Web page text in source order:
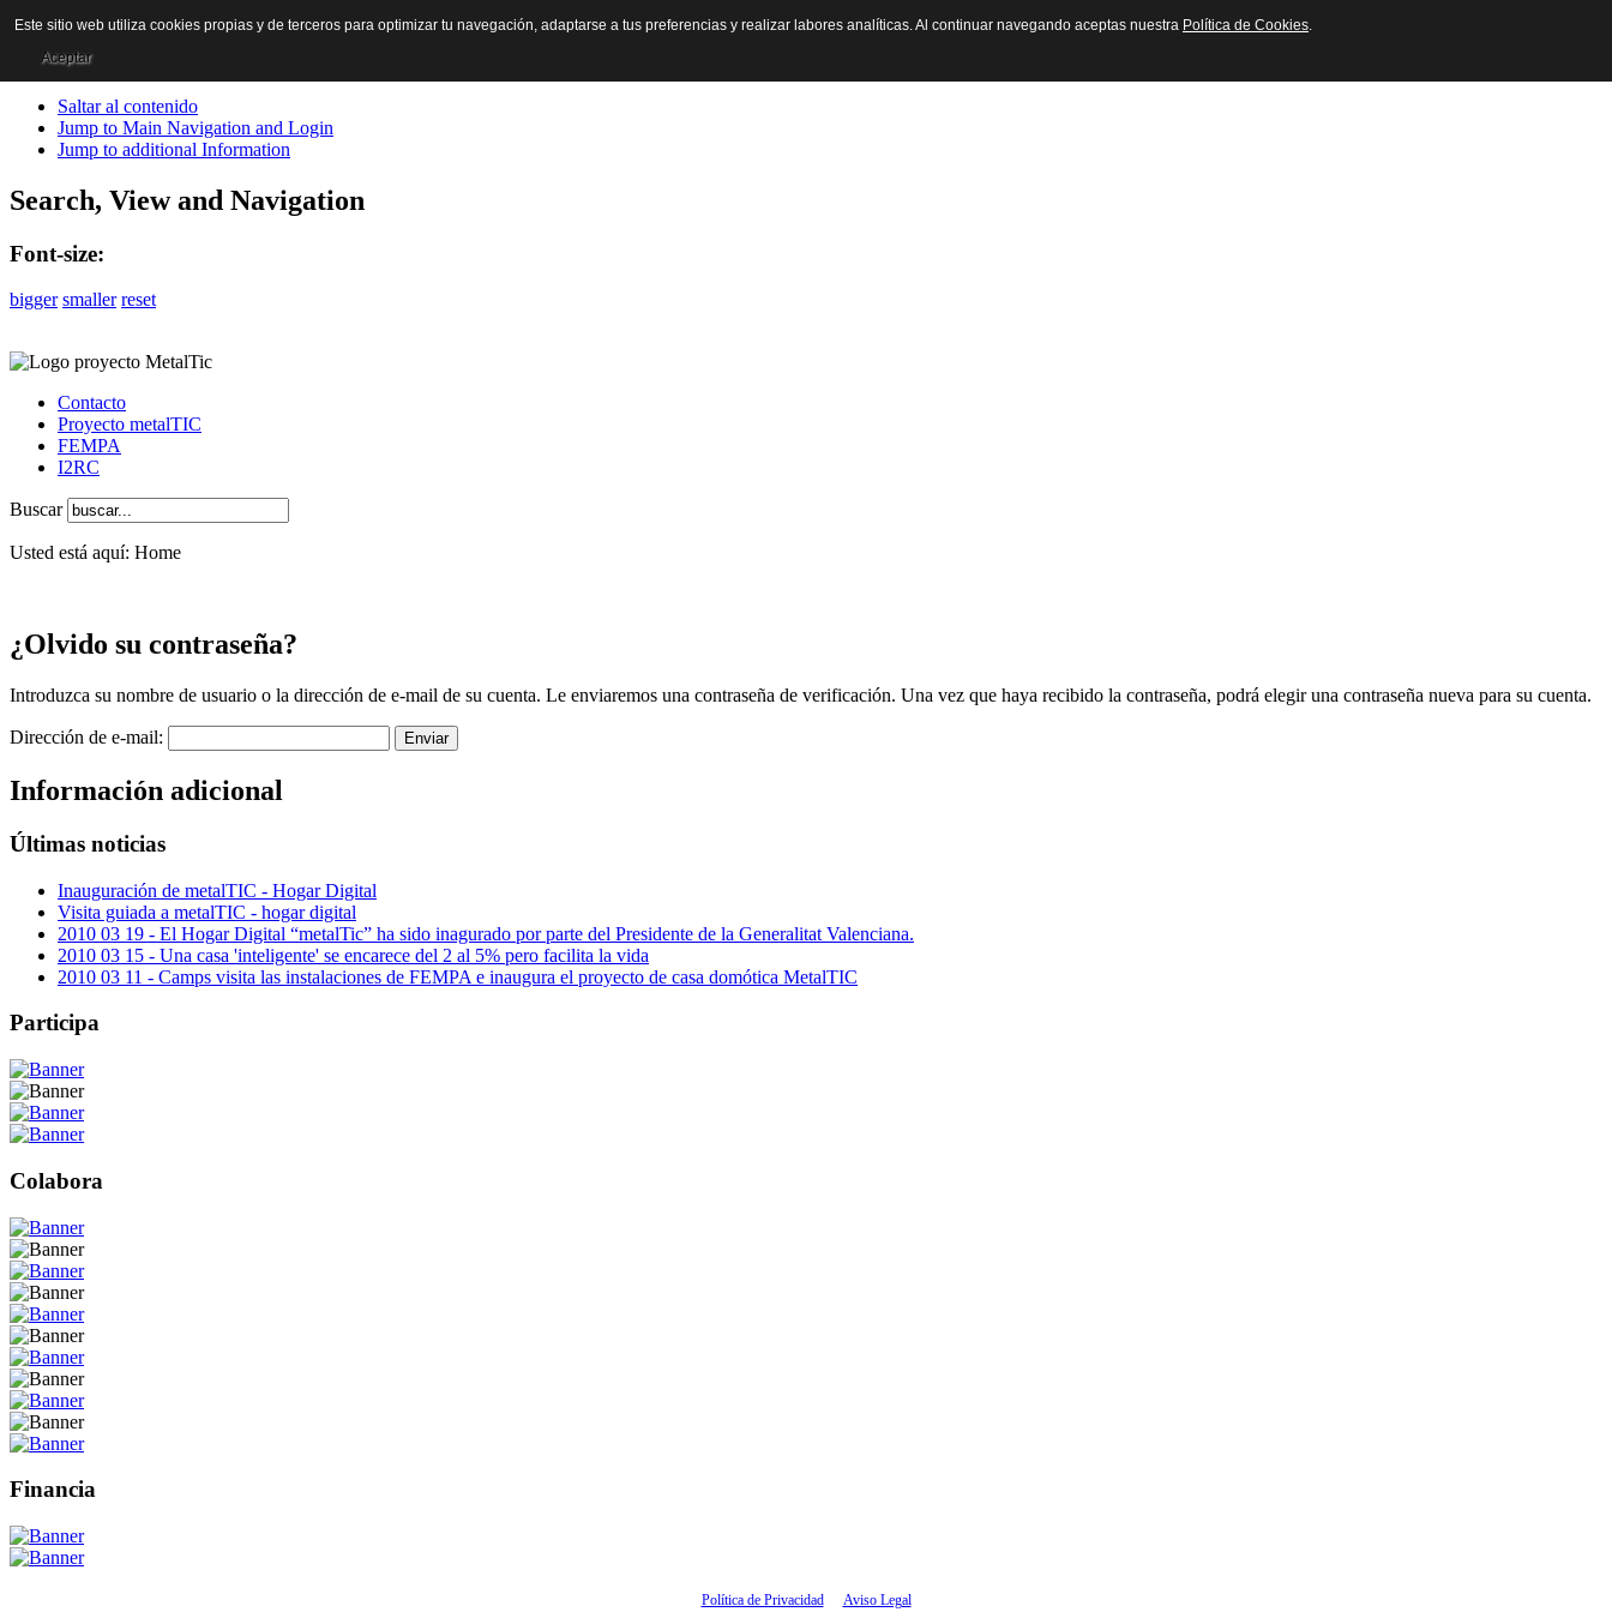
Saltar al contenido
Jump to Main Navigation and Login
Jump to additional Information
Search, View and Navigation
Font-size:
bigger smaller reset
Contacto
Proyecto metalTIC
FEMPA
I2RC
Buscar
Usted está aquí: Home
¿Olvido su contraseña?
Introduzca su nombre de usuario o la dirección de e-mail de su cuenta. Le enviaremos una contraseña de verificación. Una vez que haya recibido la contraseña, podrá elegir una contraseña nueva para su cuenta.
Dirección de e-mail: Enviar
Información adicional
Últimas noticias
Inauguración de metalTIC - Hogar Digital
Visita guiada a metalTIC - hogar digital
2010 03 19 - El Hogar Digital “metalTic” ha sido inagurado por parte del Presidente de la Generalitat Valenciana.
2010 03 15 - Una casa 'inteligente' se encarece del 2 al 5% pero facilita la vida
2010 03 11 - Camps visita las instalaciones de FEMPA e inaugura el proyecto de casa domótica MetalTIC
Participa
Colabora
Financia
Política de Privacidad Aviso Legal
Este sitio web utiliza cookies propias y de terceros para optimizar tu navegación, adaptarse a tus preferencias y realizar labores analíticas. Al continuar navegando aceptas nuestra Política de Cookies.
Aceptar